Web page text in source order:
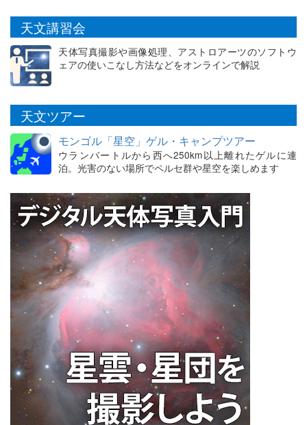
天文講習会
天体写真撮影や画像処理、アストロアーツのソフトウ
ェアの使いこなし方法などをオンラインで解説
天文ツアー
モンゴル「星空」ゲル・キャンプツアー
ウランバートルから西へ250km以上離れたゲルに連
泊。光害のない場所でペルセ群や星空を楽しめます